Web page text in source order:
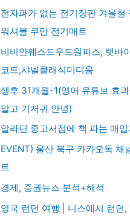
전자파가 없는 전기장판 겨울철
워셔블 쿠만 전기매트
비비안웨스트우드원피스, 랫바
코트,샤넬클래식미디움
생후 31개월-1(영어 유튜브 효
말고 기저귀 안녕)
알라딘 중고서점에 책 파는 매
EVENT) 울산 북구 카카오톡 채
트
경제, 증권뉴스 분석+해석
영국 런던 여행 | 니스에서 런던,